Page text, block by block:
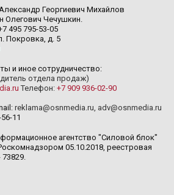
Георгиевич Михайлов
Олегович Чечушкин.
495 795-53-05
Покровка, д. 5
и иное сотрудничество:
отдела продаж)
Телефон: +7 909 936-02-90
reklama@osnmedia.ru, adv@osnmedia.ru
11
агентство "Силовой блок"
05.10.2018, реестровая